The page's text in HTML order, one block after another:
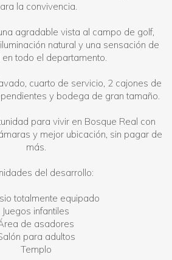
la convivencia.
agradable vista al campo de golf,
natural y una sensación de
en todo el departamento.
cuarto de servicio, 2 cajones de
y bodega de gran tamaño.
para vivir en Bosque Real con
y mejor ubicación, sin pagar de
más.
del desarrollo:
totalmente equipado
Juegos infantiles
de asadores
para adultos
Templo